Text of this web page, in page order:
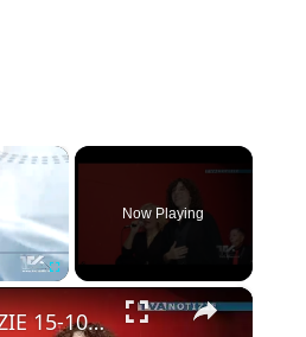
×
Now Playing
×
TVA NOTIZIE 15-10-25